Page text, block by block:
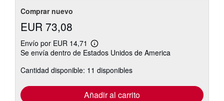
Comprar nuevo
EUR 73,08
Envío por EUR 14,71
Más
información
las
tarifas
envío
Se envía dentro de Estados Unidos de America
Cantidad disponible: 11 disponibles
Añadir al carrito